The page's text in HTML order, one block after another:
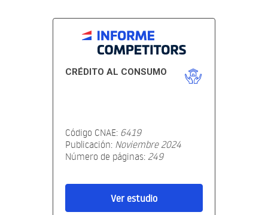
CRÉDITO AL CONSUMO
Código CNAE: 6419
Publicación: Noviembre 2024
Número de páginas: 249
Ver estudio